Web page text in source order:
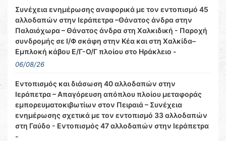
Συνέχεια ενημέρωσης αναφορικά με τον εντοπισμό 45
αλλοδαπών στην Ιεράπετρα –Θάνατος άνδρα στην
Παλαιόχωρα – Θάνατος άνδρα στη Χαλκιδική - Παροχή
συνδρομής σε Ι/Φ σκάφη στην Κέα και στη Χαλκίδα–
Εμπλοκή κάβου Ε/Γ-Ο/Γ πλοίου στο Ηράκλειο -
06/08/26
Εντοπισμός και διάσωση 40 αλλοδαπών στην
Ιεράπετρα – Απαγόρευση απόπλου πλοίου μεταφοράς
εμπορευματοκιβωτίων στον Πειραιά – Συνέχεια
ενημέρωσης σχετικά με τον εντοπισμό 33 αλλοδαπών
στη Γαύδο - Εντοπισμός 47 αλλοδαπών στην Ιεράπετρα
-